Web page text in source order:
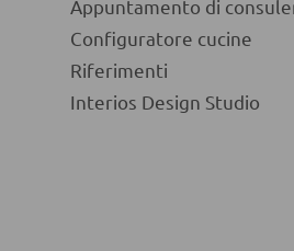
Appuntamento di
Configuratore cucine
Riferimenti
Interios Design Studio